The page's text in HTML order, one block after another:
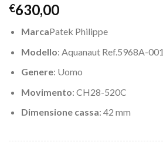
€630,00
MarcaPatek Philippe
Modello: Aquanaut Ref.5968A-001
Genere: Uomo
Movimento: CH28-520C
Dimensione cassa: 42 mm